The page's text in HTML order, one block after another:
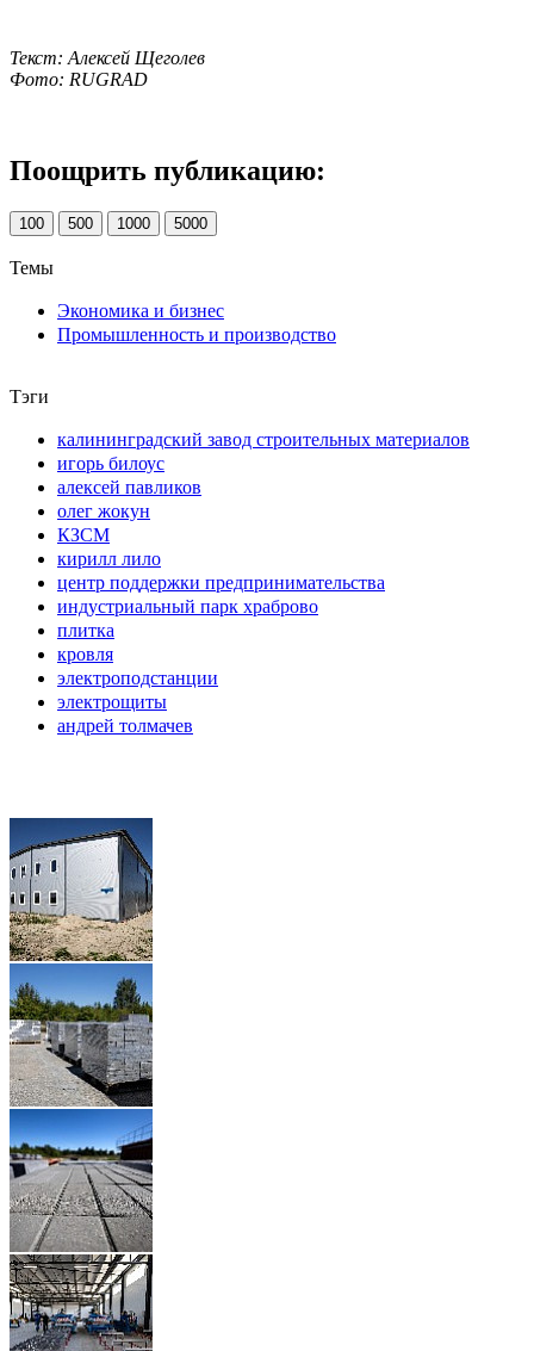
Текст: Алексей Щеголев
Фото: RUGRAD
Поощрить публикацию:
100 500 1000 5000
Темы
Экономика и бизнес
Промышленность и производство
Тэги
калининградский завод строительных материалов
игорь билоус
алексей павликов
олег жокун
КЗСМ
кирилл лило
центр поддержки предпринимательства
индустриальный парк храброво
плитка
кровля
электроподстанции
электрощиты
андрей толмачев